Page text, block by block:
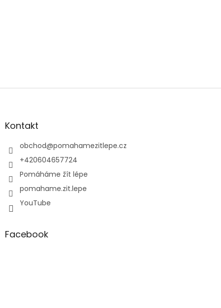
Z
aKontakt
obchod@pomahamezitlepe.cz
+420604657724
Pomáháme žít lépe
pomahame.zit.lepe
YouTube
Facebook